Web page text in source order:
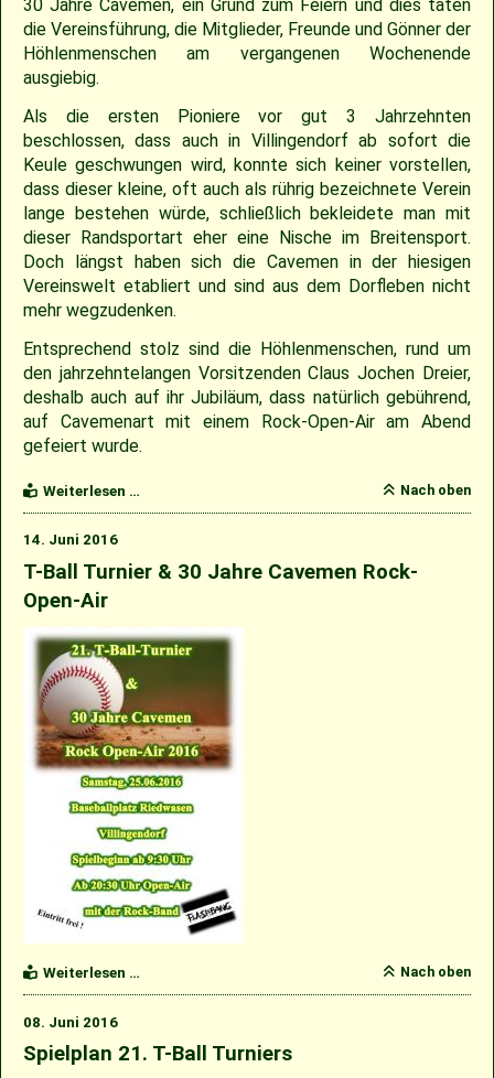
30 Jahre Cavemen, ein Grund zum Feiern und dies taten
die Vereinsführung, die Mitglieder, Freunde und Gönner der
Höhlenmenschen am vergangenen Wochenende
ausgiebig.
Als die ersten Pioniere vor gut 3 Jahrzehnten
beschlossen, dass auch in Villingendorf ab sofort die
Keule geschwungen wird, konnte sich keiner vorstellen,
dass dieser kleine, oft auch als rührig bezeichnete Verein
lange bestehen würde, schließlich bekleidete man mit
dieser Randsportart eher eine Nische im Breitensport.
Doch längst haben sich die Cavemen in der hiesigen
Vereinswelt etabliert und sind aus dem Dorfleben nicht
mehr wegzudenken.
Entsprechend stolz sind die Höhlenmenschen, rund um
den jahrzehntelangen Vorsitzenden Claus Jochen Dreier,
deshalb auch auf ihr Jubiläum, dass natürlich gebührend,
auf Cavemenart mit einem Rock-Open-Air am Abend
gefeiert wurde.
Weiterlesen …
Jubiläum
Nach oben
14. Juni 2016
T-Ball Turnier & 30 Jahre Cavemen Rock-
Open-Air
Weiterlesen …
30
Nach oben
08. Juni 2016
Spielplan 21. T-Ball Turniers